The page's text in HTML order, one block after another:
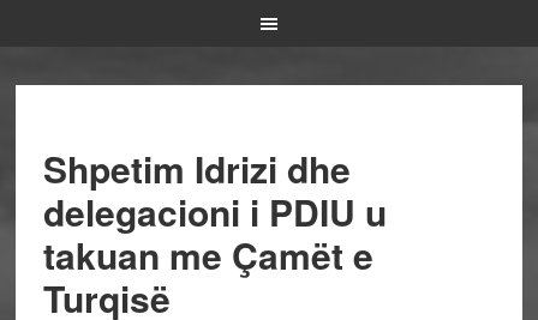
Shpetim Idrizi dhe
delegacioni i PDIU u
takuan me Çamët e
Turqisë